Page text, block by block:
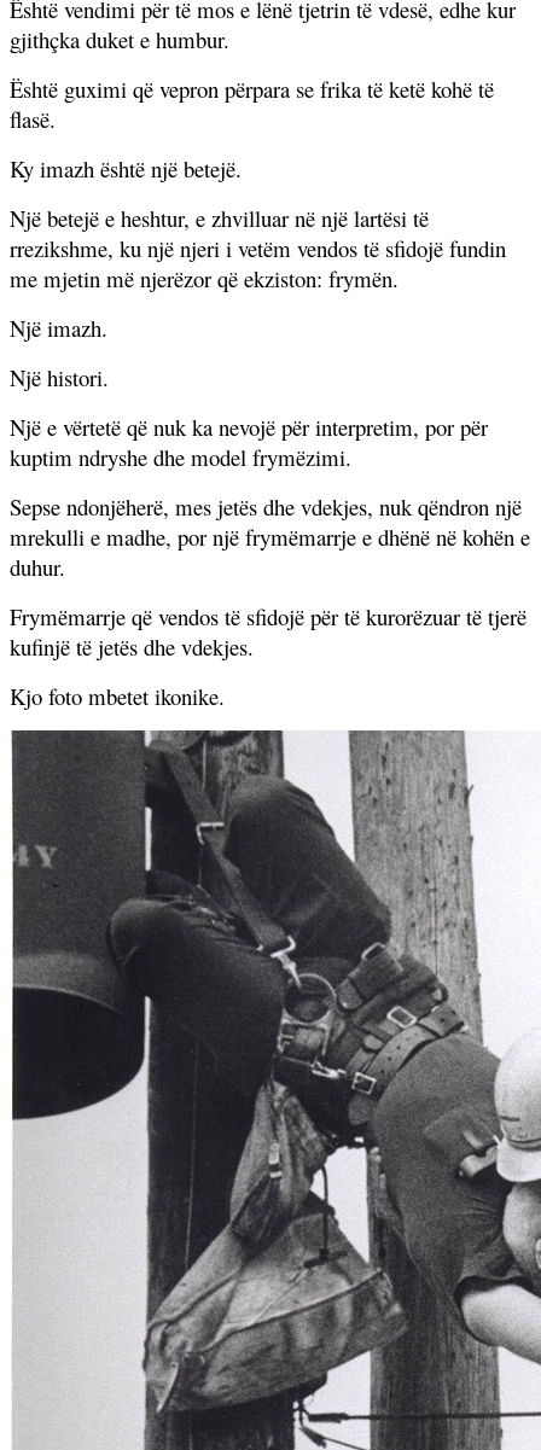
Është vendimi për të mos e lënë tjetrin të vdesë, edhe kur
gjithçka duket e humbur.
Është guximi që vepron përpara se frika të ketë kohë të
flasë.
Ky imazh është një betejë.
Një betejë e heshtur, e zhvilluar në një lartësi të
rrezikshme, ku një njeri i vetëm vendos të sfidojë fundin
me mjetin më njerëzor që ekziston: frymën.
Një imazh.
Një histori.
Një e vërtetë që nuk ka nevojë për interpretim, por për
kuptim ndryshe dhe model frymëzimi.
Sepse ndonjëherë, mes jetës dhe vdekjes, nuk qëndron një
mrekulli e madhe, por një frymëmarrje e dhënë në kohën e
duhur.
Frymëmarrje që vendos të sfidojë për të kurorëzuar të tjerë
kufinjë të jetës dhe vdekjes.
Kjo foto mbetet ikonike.